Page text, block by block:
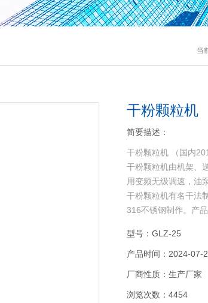
当
干粉颗粒机
简要描述：
干粉颗粒机 （国内
干粉颗粒机由机架、
用变频无级调速，油
干粉颗粒机有名干法
316不锈钢制作。产品
型号：GLZ-25
产品时间：2024-07-
厂商性质：生产厂家
浏览次数：4454